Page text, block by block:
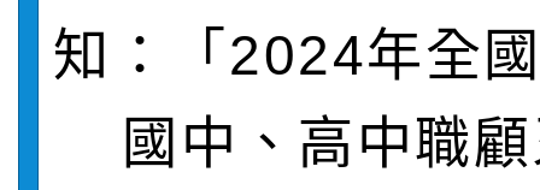
城市手牽手，綠能透明
轉知：「115學年度全
表
敬師藝文競賽』實施計
【甄選結果(第11招)】
知：「2024年全
國中、高中職